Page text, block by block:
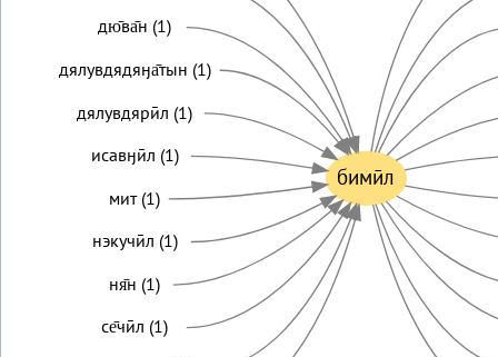
бимӣл
дю̄ва̄н (1)
дялувдядяӈа̄тын (1)
дялувдярӣл (1)
исавӈӣл (1)
мит (1)
нэкучӣл (1)
ня̄н (1)
се̄чӣл (1)